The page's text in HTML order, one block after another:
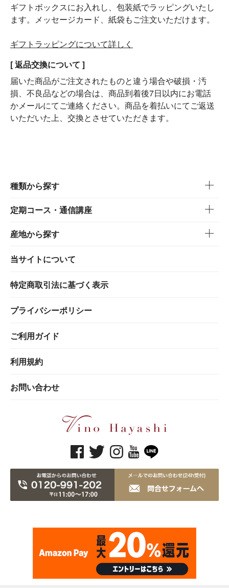
ギフトボックスにお入れし、包装紙でラッピングいたし
ます。メッセージカード、紙袋もご注文いただけます。
ギフトラッピングについて詳しく
[ 返品交換について ]
届いた商品がご注文されたものと違う場合や破損・汚
損、不良品などの場合は、商品到着後7日以内にお電話
かメールにてご連絡ください。商品を着払いにてご返送
いただいた上、交換とさせていただきます。
種類から探す
定期コース・通信講座
産地から探す
当サイトについて
特定商取引法に基づく表示
プライバシーポリシー
ご利用ガイド
利用規約
お問い合わせ